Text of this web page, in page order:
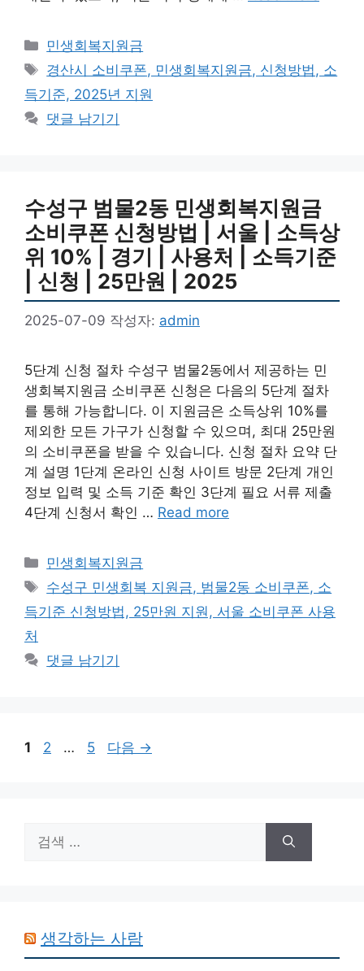
카
테
고
리
민생회복지원금
태
그
경산시 소비쿠폰, 민생회복지원금, 신청방법, 소
득기준, 2025년 지원
댓글 남기기
수성구 범물2동 민생회복지원금
소비쿠폰 신청방법 | 서울 | 소득상
위 10% | 경기 | 사용처 | 소득기준
| 신청 | 25만원 | 2025
2025-07-09 작성자: admin
5단계 신청 절차 수성구 범물2동에서 제공하는 민
생회복지원금 소비쿠폰 신청은 다음의 5단계 절차
를 통해 가능합니다. 이 지원금은 소득상위 10%를
제외한 모든 가구가 신청할 수 있으며, 최대 25만원
의 소비쿠폰을 받을 수 있습니다. 신청 절차 요약 단
계 설명 1단계 온라인 신청 사이트 방문 2단계 개인
정보 입력 및 소득 기준 확인 3단계 필요 서류 제출
4단계 신청서 확인 … Read more
카
테
리
민생회복지원금
태
그
수성구 민생회복 지원금, 범물2동 소비쿠폰, 소
득기준 신청방법, 25만원 지원, 서울 소비쿠폰 사용
처
댓글 남기기
페
1
페
2 …
페
5 다음 →
색:
생각하는 사람